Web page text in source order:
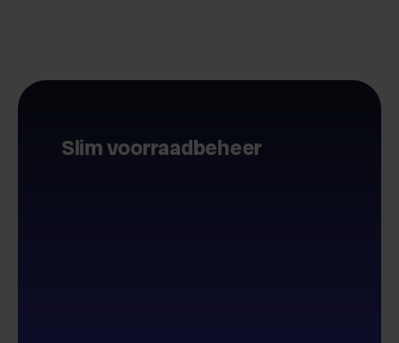
Slim voorraadbeheer